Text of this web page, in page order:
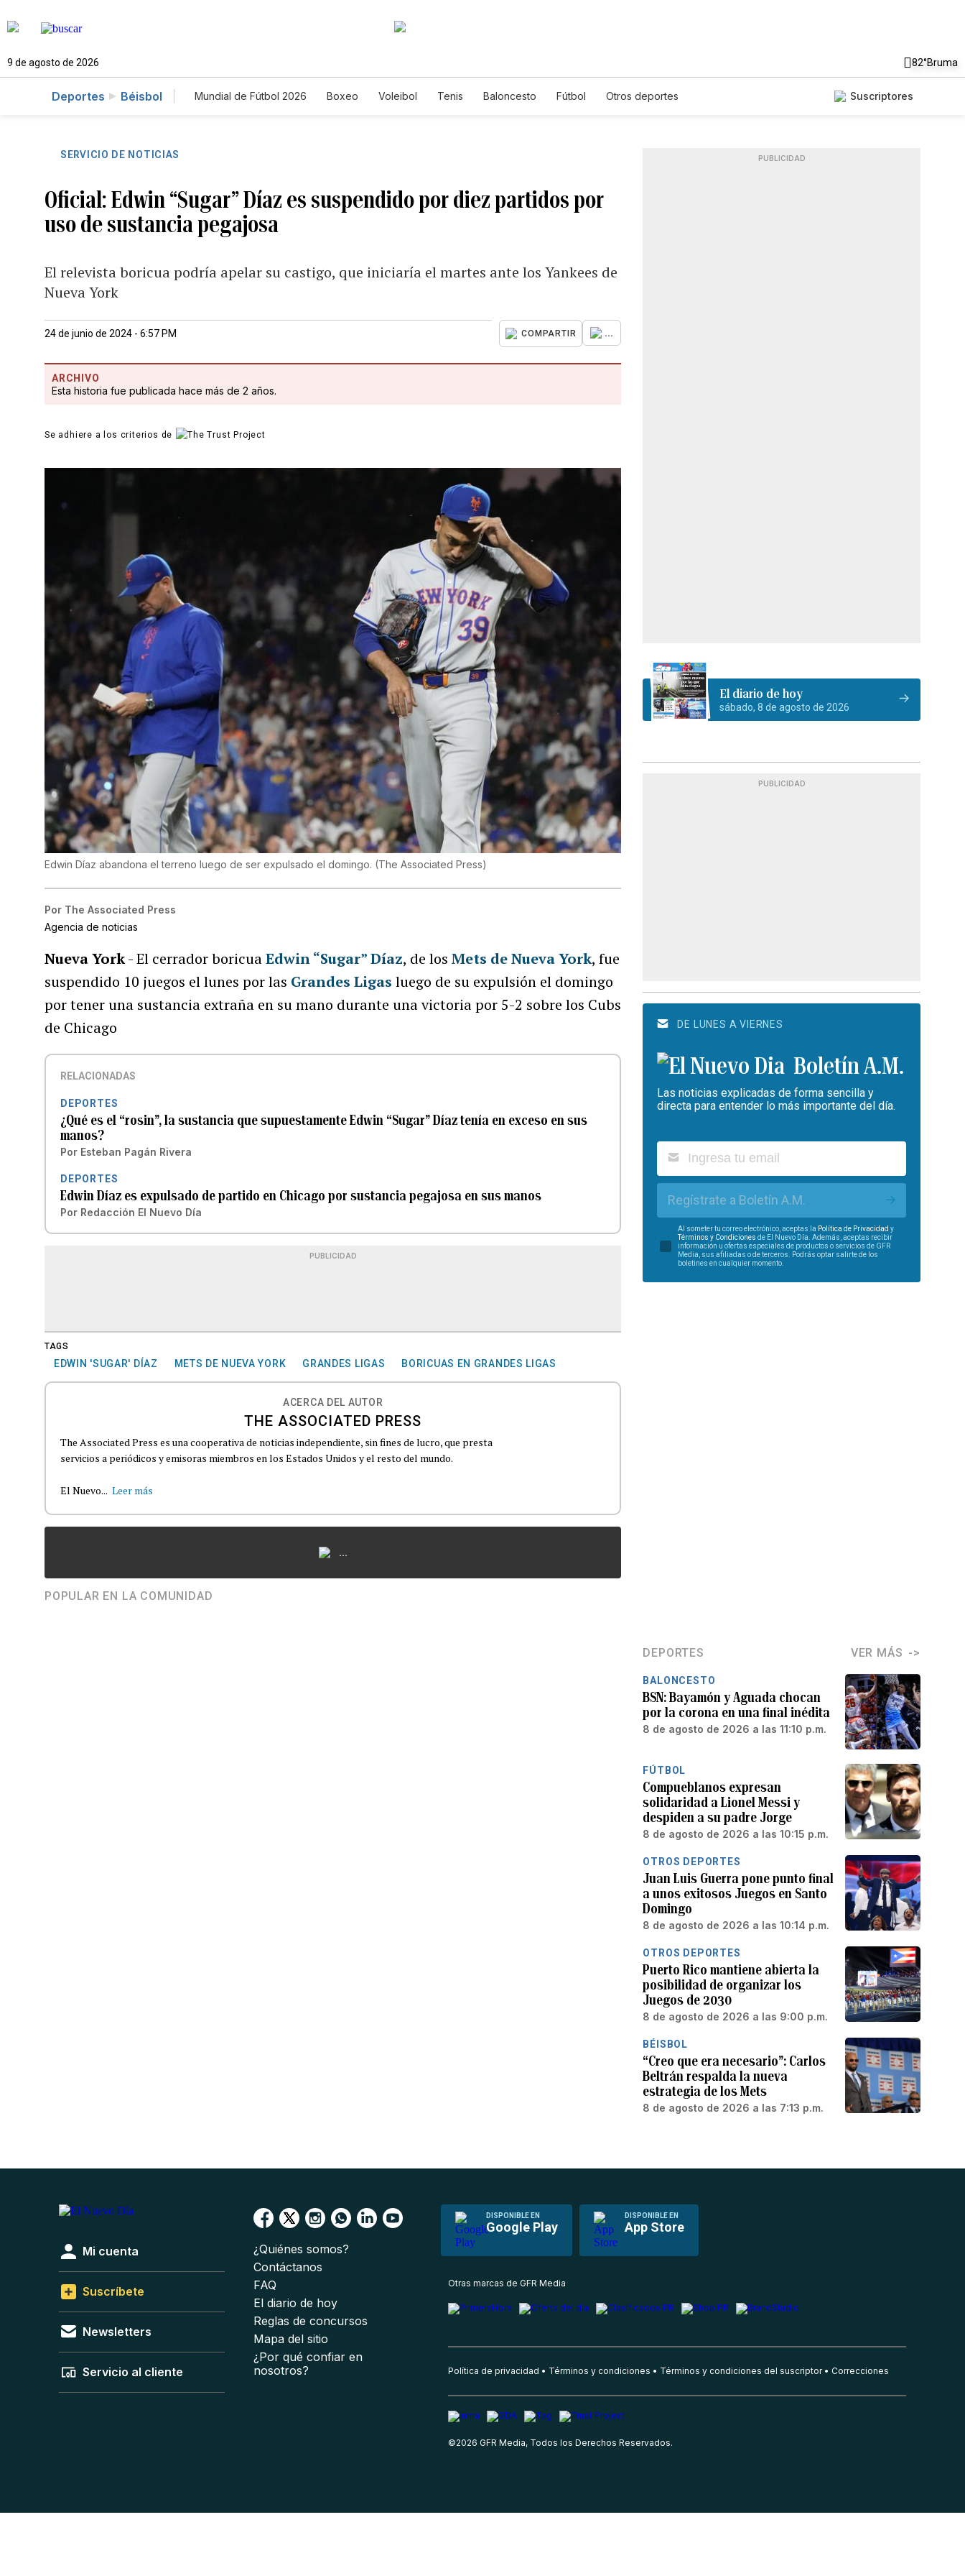
9 de agosto de 2026 82°Bruma
Deportes Béisbol Mundial de Fútbol 2026 Boxeo Voleibol Tenis Baloncesto Fútbol Otros deportes Suscriptores
SERVICIO DE NOTICIAS
Oficial: Edwin “Sugar” Díaz es suspendido por diez partidos por
uso de sustancia pegajosa
El relevista boricua podría apelar su castigo, que iniciaría el martes ante los Yankees de
Nueva York
24 de junio de 2024 - 6:57 PM COMPARTIR ...
ARCHIVO
Esta historia fue publicada hace más de 2 años.
Se adhiere a los criterios de
Edwin Díaz abandona el terreno luego de ser expulsado el domingo. (The Associated Press)
Por The Associated Press
Agencia de noticias
Nueva York- El cerrador boricuaEdwin “Sugar” Díaz, de los Mets de Nueva York, fue
suspendido 10 juegos el lunes por las Grandes Ligas luego de su expulsión el domingo
por tener una sustancia extraña en su mano durante una victoria por 5-2 sobre los Cubs
de Chicago
RELACIONADAS
DEPORTES
¿Qué es el “rosin”, la sustancia que supuestamente Edwin “Sugar” Díaz tenía en exceso en sus
manos?
Por Esteban Pagán Rivera
DEPORTES
Edwin Díaz es expulsado de partido en Chicago por sustancia pegajosa en sus manos
Por Redacción El Nuevo Día
PUBLICIDAD
TAGS
EDWIN 'SUGAR' DÍAZ METS DE NUEVA YORK GRANDES LIGAS BORICUAS EN GRANDES LIGAS
ACERCA DEL AUTOR
THE ASSOCIATED PRESS
The Associated Press es una cooperativa de noticias independiente, sin fines de lucro, que presta
servicios a periódicos y emisoras miembros en los Estados Unidos y el resto del mundo.
El Nuevo... Leer más
...
POPULAR EN LA COMUNIDAD
PUBLICIDAD
El diario de hoy
sábado, 8 de agosto de 2026
PUBLICIDAD
DE LUNES A VIERNES
Boletín A.M.
Las noticias explicadas de forma sencilla y
directa para entender lo más importante del día.
Regístrate a Boletín A.M.
Al someter tu correo electrónico, aceptas la Política de Privacidad y
Términos y Condiciones de El Nuevo Día. Además, aceptas recibir
información u ofertas especiales de productos o servicios de GFR
Media, sus afiliadas o de terceros. Podrás optar salirte de los
boletines en cualquier momento.
DEPORTES VER MÁS
BALONCESTO
BSN: Bayamón y Aguada chocan
por la corona en una final inédita
8 de agosto de 2026 a las 11:10 p.m.
FÚTBOL
Compueblanos expresan
solidaridad a Lionel Messi y
despiden a su padre Jorge
8 de agosto de 2026 a las 10:15 p.m.
OTROS DEPORTES
Juan Luis Guerra pone punto final
a unos exitosos Juegos en Santo
Domingo
8 de agosto de 2026 a las 10:14 p.m.
OTROS DEPORTES
Puerto Rico mantiene abierta la
posibilidad de organizar los
Juegos de 2030
8 de agosto de 2026 a las 9:00 p.m.
BÉISBOL
“Creo que era necesario”: Carlos
Beltrán respalda la nueva
estrategia de los Mets
8 de agosto de 2026 a las 7:13 p.m.
DISPONIBLE EN
Google Play
DISPONIBLE EN
App Store
Mi cuenta
Suscríbete
Newsletters
Servicio al cliente
¿Quiénes somos?
Contáctanos
FAQ
El diario de hoy
Reglas de concursos
Mapa del sitio
¿Por qué confiar en
nosotros?
Otras marcas de GFR Media
Política de privacidad Términos y condiciones Términos y condiciones del suscriptor Correcciones
©2026 GFR Media, Todos los Derechos Reservados.